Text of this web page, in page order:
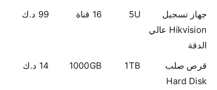
جهاز تسجيل
Hikvision عالي
الدقة
5U 16 قناة 99 د.ك
قرص صلب
Hard Disk
1TB
1000GB 14 د.ك